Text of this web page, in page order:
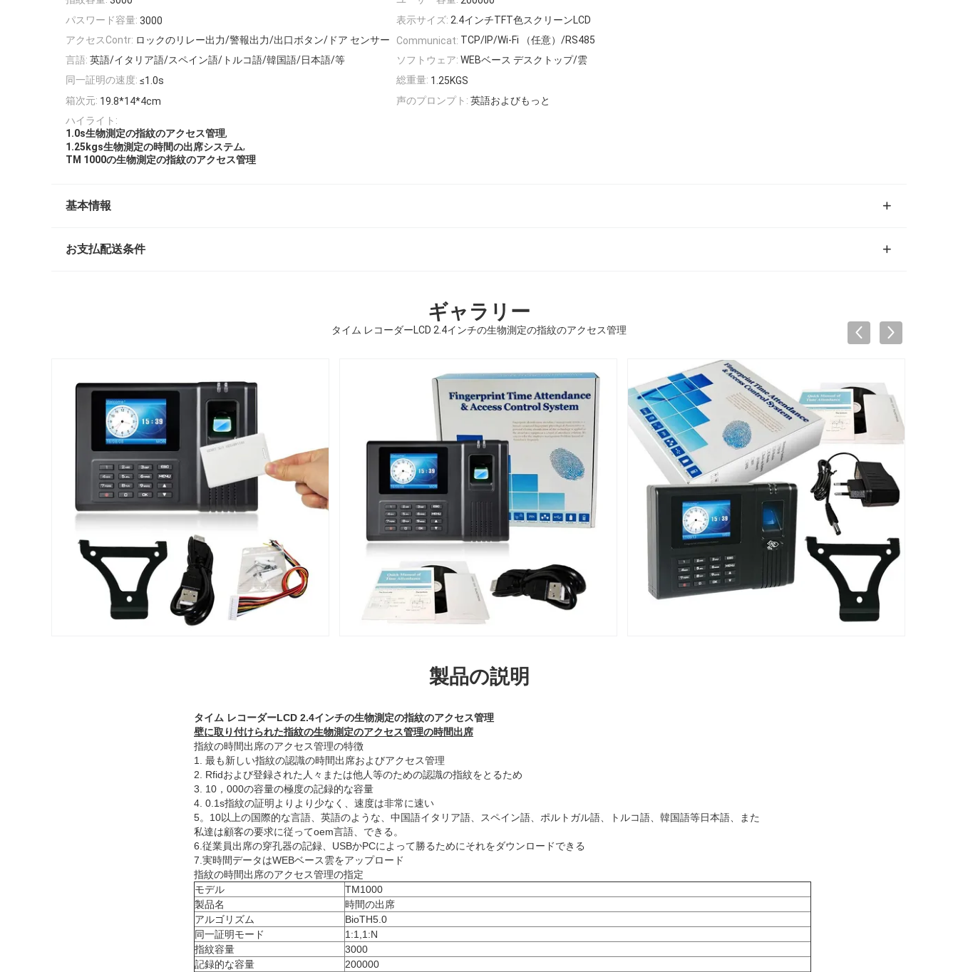
パスワード容量: 3000 表示サイズ: 2.4インチTFT色スクリーンLCD
アクセスContr: ロックのリレー出力/警報出力/出口ボタン/ドア センサー Communicat: TCP/IP/Wi-Fi （任意）/RS485
言語: 英語/イタリア語/スペイン語/トルコ語/韓国語/日本語/等 ソフトウェア: WEBベース デスクトップ/雲
同一証明の速度: ≤1.0s 総重量: 1.25KGS
箱次元: 19.8*14*4cm 声のプロンプト: 英語およびもっと
ハイライト:
1.0s生物測定の指紋のアクセス管理,
1.25kgs生物測定の時間の出席システム,
TM 1000の生物測定の指紋のアクセス管理
基本情報
お支払配送条件
ギャラリー
タイム レコーダーLCD 2.4インチの生物測定の指紋のアクセス管理
製品の説明
タイム レコーダーLCD 2.4インチの生物測定の指紋のアクセス管理
壁に取り付けられた指紋の生物測定のアクセス管理の時間出席
指紋の時間出席のアクセス管理の特徴
1. 最も新しい指紋の認識の時間出席およびアクセス管理
2. Rfidおよび登録された人々または他人等のための認識の指紋をとるため
3. 10，000の容量の極度の記録的な容量
4. 0.1s指紋の証明よりより少なく、速度は非常に速い
5。10以上の国際的な言語、英語のような、中国語イタリア語、スペイン語、ポルトガル語、トルコ語、韓国語等日本語、また
私達は顧客の要求に従ってoem言語、できる。
6.従業員出席の穿孔器の記録、USBかPCによって勝るためにそれをダウンロードできる
7.実時間データはWEBベース雲をアップロード
指紋の時間出席のアクセス管理の指定
モデル
TM1000
製品名
時間の出席
アルゴリズム
BioTH5.0
同一証明モード
1:1,1:N
指紋容量
3000
記録的な容量
200000